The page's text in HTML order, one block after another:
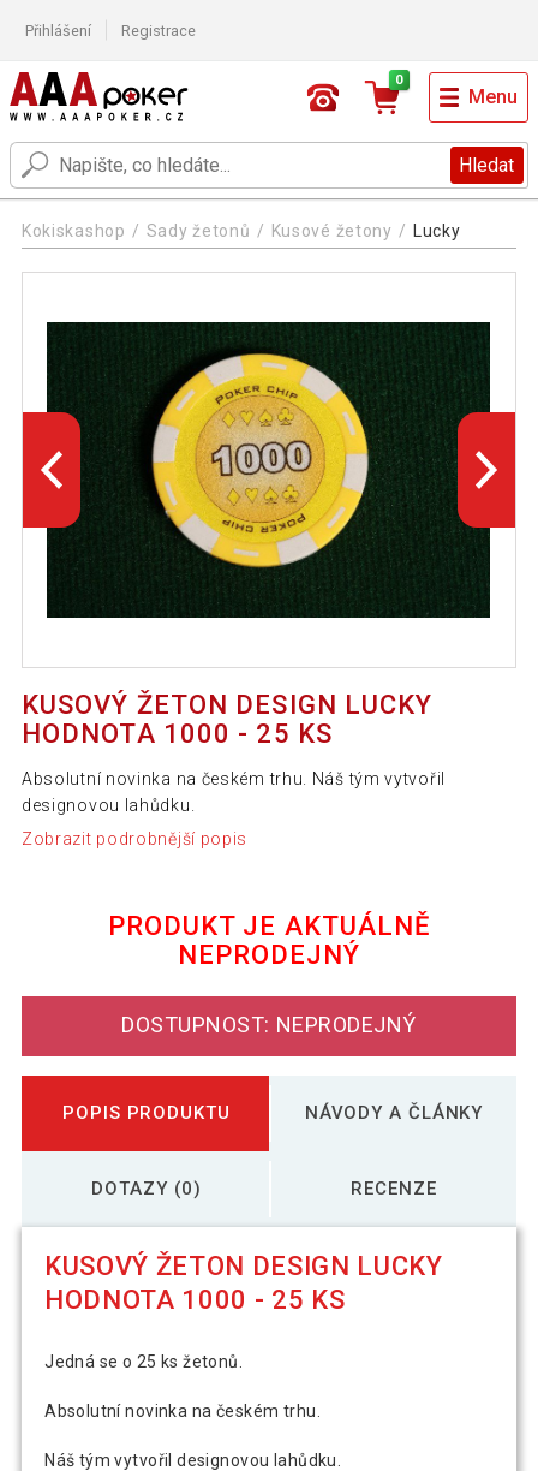
Přihlášení Registrace
Hledat
0
Menu
Kokiskashop Sady žetonů Kusové žetony Lucky
KUSOVÝ ŽETON DESIGN LUCKY
HODNOTA 1000 - 25 KS
Absolutní novinka na českém trhu. Náš tým vytvořil
designovou lahůdku.
Zobrazit podrobnější popis
PRODUKT JE AKTUÁLNĚ
NEPRODEJNÝ
DOSTUPNOST: NEPRODEJNÝ
POPIS PRODUKTU NÁVODY A ČLÁNKY
DOTAZY (0) RECENZE
KUSOVÝ ŽETON DESIGN LUCKY
HODNOTA 1000 - 25 KS
Jedná se o 25 ks žetonů.
Absolutní novinka na českém trhu.
Náš tým vytvořil designovou lahůdku.